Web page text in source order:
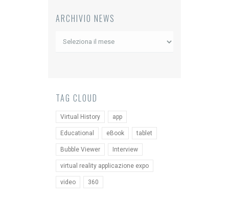
ARCHIVIO NEWS
TAG CLOUD
Virtual History app
Educational eBook tablet
Bubble Viewer Interview
virtual reality applicazione expo
video 360